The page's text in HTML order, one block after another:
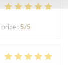
: 5/5